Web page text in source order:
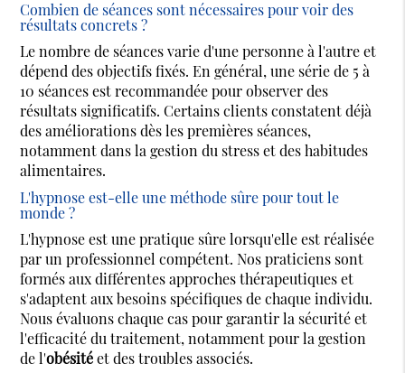
Combien de séances sont nécessaires pour voir des
résultats concrets ?
Le nombre de séances varie d'une personne à l'autre et
dépend des objectifs fixés. En général, une série de 5 à
10 séances est recommandée pour observer des
résultats significatifs. Certains clients constatent déjà
des améliorations dès les premières séances,
notamment dans la gestion du stress et des habitudes
alimentaires.
L'hypnose est-elle une méthode sûre pour tout le
monde ?
L'hypnose est une pratique sûre lorsqu'elle est réalisée
par un professionnel compétent. Nos praticiens sont
formés aux différentes approches thérapeutiques et
s'adaptent aux besoins spécifiques de chaque individu.
Nous évaluons chaque cas pour garantir la sécurité et
l'efficacité du traitement, notamment pour la gestion
de l'obésitéet des troubles associés.